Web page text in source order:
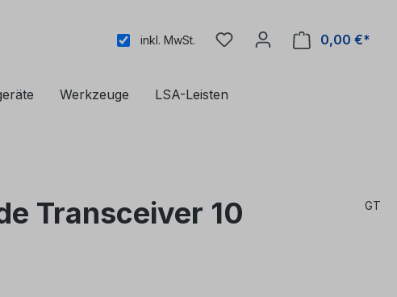
inkl. MwSt.
0,00 €*
Werkzeuge LSA-Leisten
Transceiver 10
GT